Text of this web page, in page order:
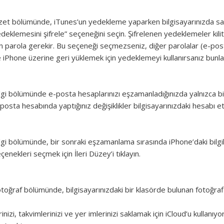
bölümünde, iTunes’un yedekleme yaparken bilgisayarınızda
şifrele” seçeneğini seçin. Şifrelenen yedeklemeler
parola gerekir. Bu seçeneği seçmezseniz, diğer parolalar (e-
iPhone üzerine geri yüklemek için yedeklemeyi kullanırsanız
bölümünde e-posta hesaplarınızı eşzamanladığınızda yalnızca
hesabında yaptığınız değişiklikler bilgisayarınızdaki hesabı
bölümünde, bir sonraki eşzamanlama sırasında iPhone’daki
seçmek için İleri Düzey’i tıklayın.
bölümünde, bilgisayarınızdaki bir klasörde bulunan
takvimlerinizi ve yer imlerinizi saklamak için iCloud’u